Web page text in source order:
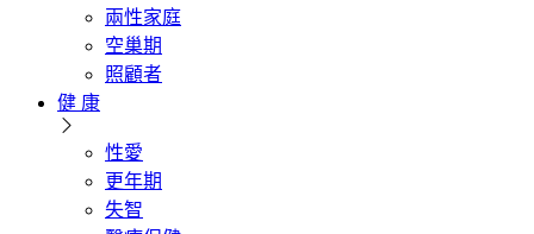
兩性家庭
空巢期
照顧者
健 康
性愛
更年期
失智